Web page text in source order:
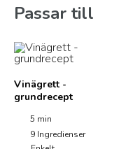
Passar till
Vinägrett -
grundrecept
5 min
9 Ingredienser